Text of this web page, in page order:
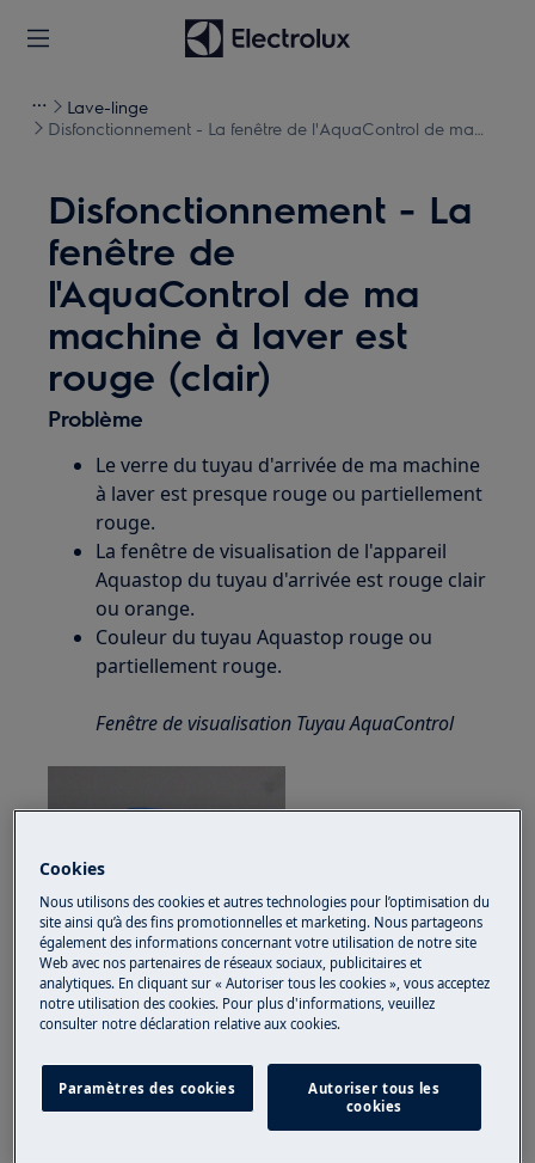
Lave-linge
Disfonctionnement - La fenêtre de l'AquaControl de ma
Disfonctionnement - La
fenêtre de
l'AquaControl de ma
machine à laver est
rouge (clair)
Problème
Le verre du tuyau d'arrivée de ma machine
à laver est presque rouge ou partiellement
rouge.
La fenêtre de visualisation de l'appareil
Aquastop du tuyau d'arrivée est rouge clair
ou orange.
Couleur du tuyau Aquastop rouge ou
partiellement rouge.
Fenêtre de visualisation Tuyau AquaControl
Cookies
Nous utilisons des cookies et autres technologies pour l’optimisation du
site ainsi qu’à des fins promotionnelles et marketing. Nous partageons
également des informations concernant votre utilisation de notre site
Web avec nos partenaires de réseaux sociaux, publicitaires et
analytiques. En cliquant sur « Autoriser tous les cookies », vous acceptez
notre utilisation des cookies. Pour plus d'informations, veuillez
consulter notre déclaration relative aux cookies.
Paramètres des cookies
Autoriser tous les
cookies